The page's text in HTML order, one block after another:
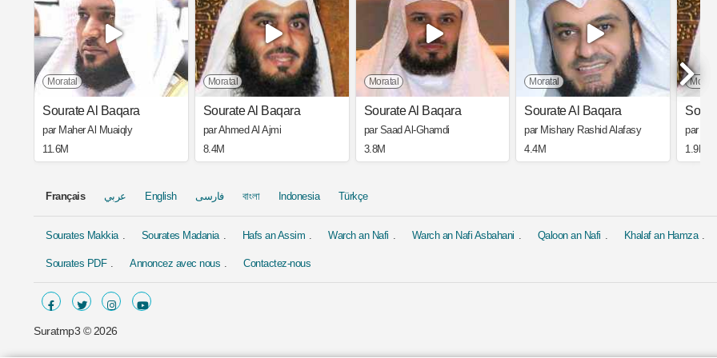
Moratal
Sourate Al Baqara
par Maher Al Muaiqly
11.6M
Moratal
Sourate Al Baqara
par Ahmed Al Ajmi
8.4M
Moratal
Sourate Al Baqara
par Saad Al-Ghamdi
3.8M
Moratal
Sourate Al Baqara
par Mishary Rashid Alafasy
4.4M
Moratal
par
1.9M
Français عربي English فارسی বাংলা Indonesia Türkçe
Sourates Makkia Sourates Madania Hafs an Assim Warch an Nafi Warch an Nafi Asbahani Qaloon an Nafi Khalaf an Hamza
Sourates PDF Annoncez avec nous Contactez-nous
Suratmp3 © 2026